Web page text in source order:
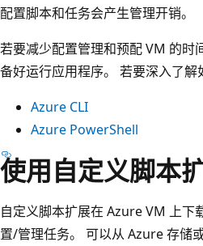
配置脚本和任务会产生管理开销。
若要减少配置管理和预配 VM 的时
备好运行应用程序。 若要深入了解
Azure CLI
Azure PowerShell
使用自定义脚本
自定义脚本扩展在 Azure VM 上下
置/管理任务。 可以从 Azure 存储